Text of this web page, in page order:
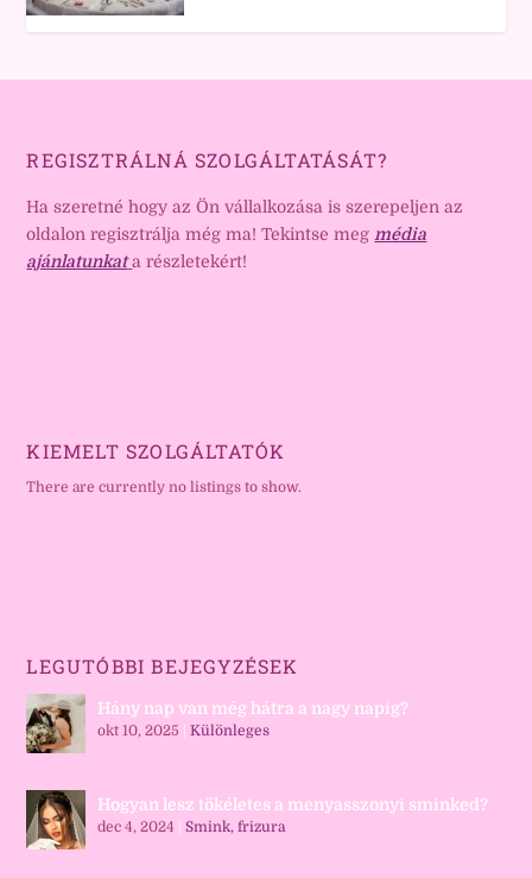
REGISZTRÁLNÁ SZOLGÁLTATÁSÁT?
Ha szeretné hogy az Ön vállalkozása is szerepeljen az
oldalon regisztrálja még ma! Tekintse meg média
ajánlatunkat a részletekért!
KIEMELT SZOLGÁLTATÓK
There are currently no listings to show.
LEGUTÓBBI BEJEGYZÉSEK
Hány nap van még hátra a nagy napig?
okt 10, 2025 |Különleges
Hogyan lesz tökéletes a menyasszonyi sminked?
dec 4, 2024 |Smink, frizura